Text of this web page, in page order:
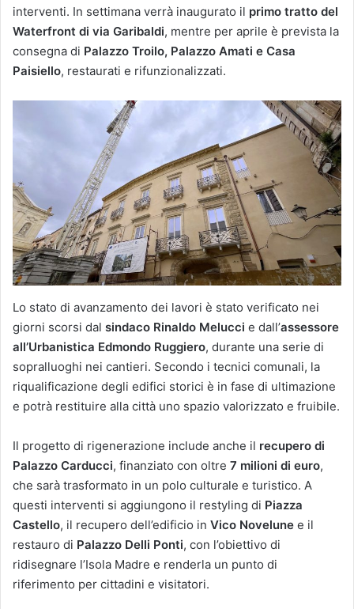
interventi. In settimana verrà inaugurato il primo tratto del
Waterfront di via Garibaldi, mentre per aprile è prevista la
consegna di Palazzo Troilo, Palazzo Amati e Casa
Paisiello, restaurati e rifunzionalizzati.
Lo stato di avanzamento dei lavori è stato verificato nei
giorni scorsi dal sindaco Rinaldo Melucci e dall’assessore
all’Urbanistica Edmondo Ruggiero, durante una serie di
sopralluoghi nei cantieri. Secondo i tecnici comunali, la
riqualificazione degli edifici storici è in fase di ultimazione
e potrà restituire alla città uno spazio valorizzato e fruibile.
Il progetto di rigenerazione include anche il recupero di
Palazzo Carducci, finanziato con oltre 7 milioni di euro,
che sarà trasformato in un polo culturale e turistico. A
questi interventi si aggiungono il restyling di Piazza
Castello, il recupero dell’edificio in Vico Novelune e il
restauro di Palazzo Delli Ponti, con l’obiettivo di
ridisegnare l’Isola Madre e renderla un punto di
riferimento per cittadini e visitatori.